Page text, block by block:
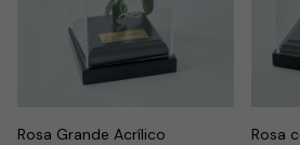
Rosa Grande Acrílico Rosa